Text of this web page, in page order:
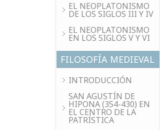
EL NEOPLATONISMO
DE LOS SIGLOS III Y IV
EL NEOPLATONISMO
EN LOS SIGLOS V Y VI
FILOSOFÍA MEDIEVAL
INTRODUCCIÓN
SAN AGUSTÍN DE
HIPONA (354-430) EN
EL CENTRO DE LA
PATRÍSTICA